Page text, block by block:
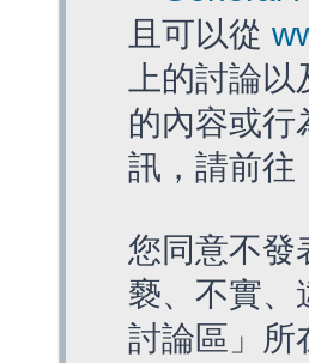
且可以從
上的討論
的內容或行
訊，請前往
您同意不發
褻、不實、
討論區」所